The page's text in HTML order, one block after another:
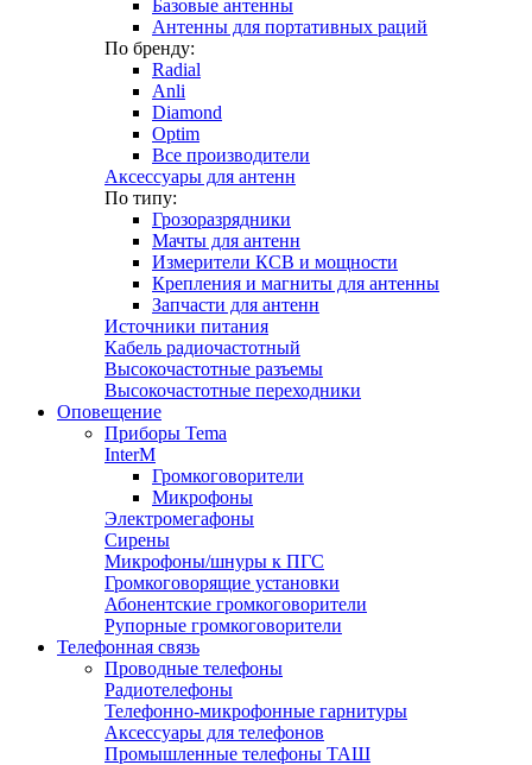
Базовые антенны
Антенны для портативных раций
По бренду:
Radial
Anli
Diamond
Optim
Все производители
Аксессуары для антенн
По типу:
Грозоразрядники
Мачты для антенн
Измерители КСВ и мощности
Крепления и магниты для антенны
Запчасти для антенн
Источники питания
Кабель радиочастотный
Высокочастотные разъемы
Высокочастотные переходники
Оповещение
Приборы Tema
InterM
Громкоговорители
Микрофоны
Электромегафоны
Сирены
Микрофоны/шнуры к ПГС
Громкоговорящие установки
Абонентские громкоговорители
Рупорные громкоговорители
Телефонная связь
Проводные телефоны
Радиотелефоны
Телефонно-микрофонные гарнитуры
Аксессуары для телефонов
Промышленные телефоны ТАШ